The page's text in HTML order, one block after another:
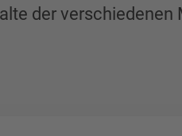
der verschiedenen